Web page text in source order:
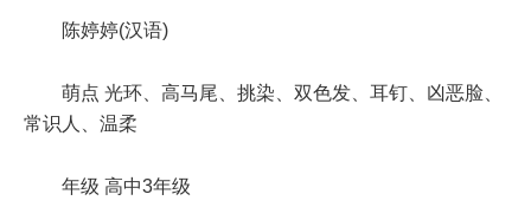
陈婷婷(汉语)
萌点 光环、高马尾、挑染、双色发、耳钉、凶恶脸、
常识人、温柔
年级 高中3年级